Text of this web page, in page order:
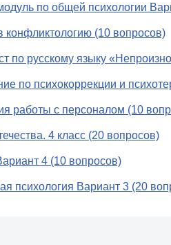
по общей психологии
конфликтологию (10 вопросов)
по русскому языку
по психокоррекции и
работы с персоналом (10
4 класс (20 вопросов)
4 (10 вопросов)
психология Вариант 3 (20